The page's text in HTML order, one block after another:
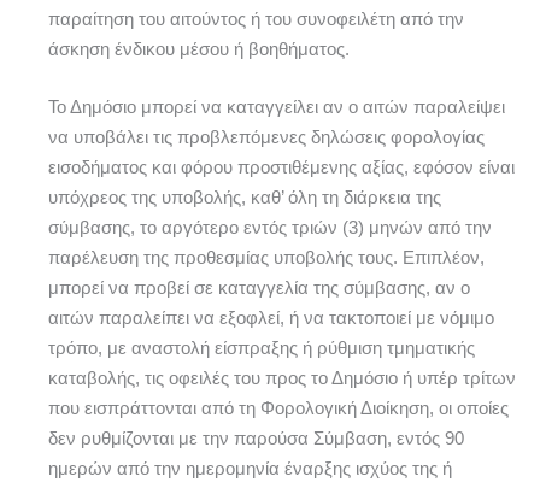
παραίτηση του αιτούντος ή του συνοφειλέτη από την
άσκηση ένδικου μέσου ή βοηθήματος.
Το Δημόσιο μπορεί να καταγγείλει αν ο αιτών παραλείψει
να υποβάλει τις προβλεπόμενες δηλώσεις φορολογίας
εισοδήματος και φόρου προστιθέμενης αξίας, εφόσον είναι
υπόχρεος της υποβολής, καθ’ όλη τη διάρκεια της
σύμβασης, το αργότερο εντός τριών (3) μηνών από την
παρέλευση της προθεσμίας υποβολής τους. Επιπλέον,
μπορεί να προβεί σε καταγγελία της σύμβασης, αν ο
αιτών παραλείπει να εξοφλεί, ή να τακτοποιεί με νόμιμο
τρόπο, με αναστολή είσπραξης ή ρύθμιση τμηματικής
καταβολής, τις οφειλές του προς το Δημόσιο ή υπέρ τρίτων
που εισπράττονται από τη Φορολογική Διοίκηση, οι οποίες
δεν ρυθμίζονται με την παρούσα Σύμβαση, εντός 90
ημερών από την ημερομηνία έναρξης ισχύος της ή